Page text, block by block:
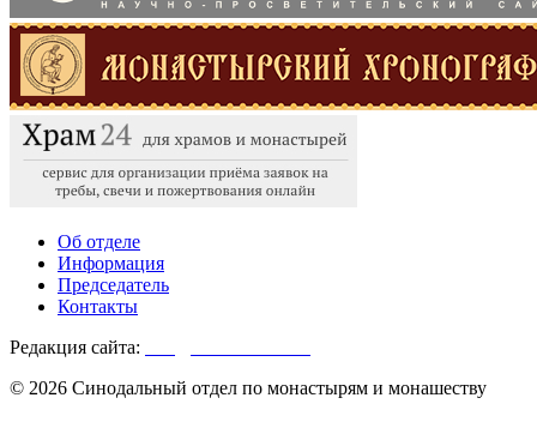
Об отделе
Информация
Председатель
Контакты
Редакция сайта:
© 2026 Синодальный отдел по монастырям и монашеству